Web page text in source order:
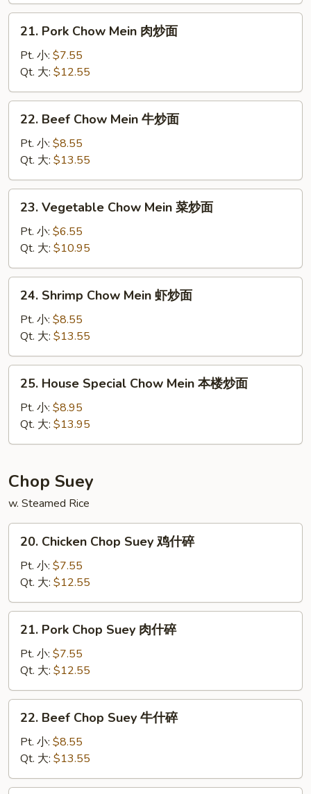
炒
Pork
Chow
Mein
肉
炒
21. Pork Chow Mein 肉炒面
Pt. 小: $7.55
Qt. 大: $12.55
Beef
Chow
Mein
牛
炒
22. Beef Chow Mein 牛炒面
Pt. 小: $8.55
Qt. 大: $13.55
Vegetable
Chow
Mein
菜
炒
23. Vegetable Chow Mein 菜炒面
Pt. 小: $6.55
Qt. 大: $10.95
Shrimp
Chow
Mein
虾
炒
24. Shrimp Chow Mein 虾炒面
Pt. 小: $8.55
Qt. 大: $13.55
House
Special
Chow
Mein
楼
炒
面
25. House Special Chow Mein 本楼炒面
Pt. 小: $8.95
Qt. 大: $13.95
Chop Suey
w. Steamed Rice
Chicken
Chop
Suey
鸡
什
20. Chicken Chop Suey 鸡什碎
Pt. 小: $7.55
Qt. 大: $12.55
Pork
Chop
Suey
肉
什
21. Pork Chop Suey 肉什碎
Pt. 小: $7.55
Qt. 大: $12.55
Beef
Chop
Suey
牛
什
22. Beef Chop Suey 牛什碎
Pt. 小: $8.55
Qt. 大: $13.55